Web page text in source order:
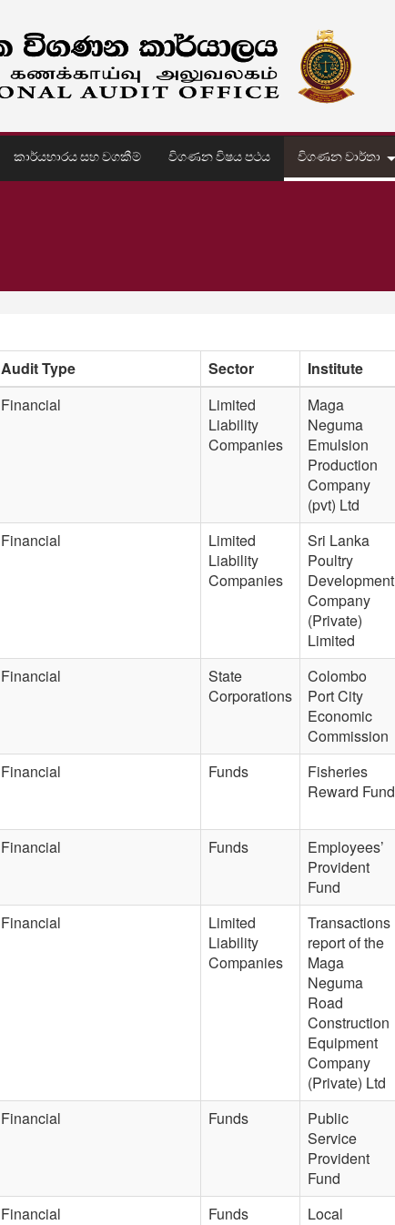
කාර්යභාරය සහ වගකීම් විගණන විෂය පථය විගණන වාර්තා
Audit Type Sector Institute
Financial
Limited
Liability
Companies
Maga
Neguma
Emulsion
Production
Company
(pvt) Ltd
Financial
Limited
Liability
Companies
Sri Lanka
Poultry
Development
Company
(Private)
Limited
Financial
State
Corporations
Colombo
Port City
Economic
Commission
Financial Funds
Fisheries
Reward Fund
Financial Funds
Employees’
Provident
Fund
Financial
Limited
Liability
Companies
Transactions
report of the
Maga
Neguma
Road
Construction
Equipment
Company
(Private) Ltd
Financial Funds
Public
Service
Provident
Fund
Financial Funds
Local